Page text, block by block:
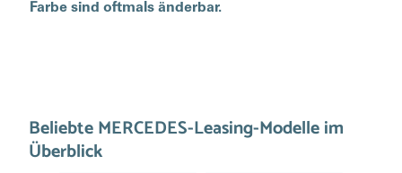
Farbe sind oftmals änderbar.
Beliebte MERCEDES-Leasing-Modelle im
Überblick